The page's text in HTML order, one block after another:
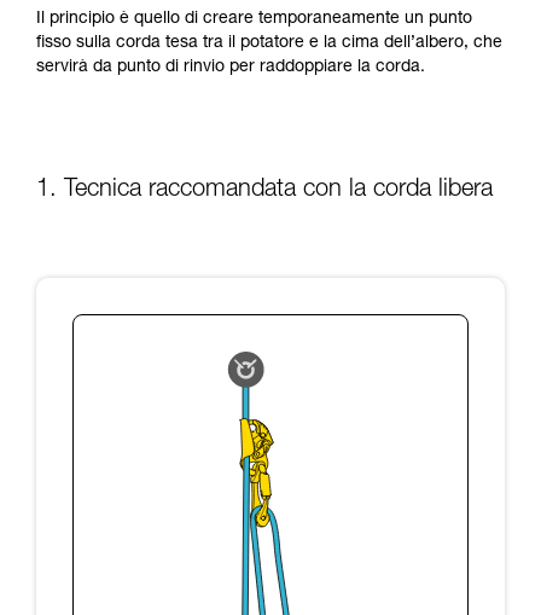
capacità di rifare la manovra, da soli, in piena
sicurezza, prima di riprodurla autonomamente.
Forniamo esempi di tecniche relative alla vostra
Il principio è quello di creare temporaneamente un punto
fisso sulla corda tesa tra il potatore e la cima dell’albero, che
servirà da punto di rinvio per raddoppiare la corda.
1. Tecnica raccomandata con la corda libera